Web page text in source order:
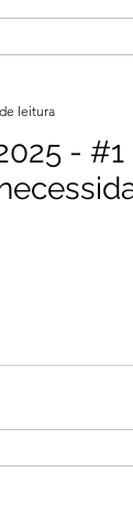
- #1
leitura